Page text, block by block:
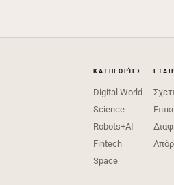
ΚΑΤΗΓΟΡΊΕΣ
Digital World
Science
Robots+AI
Fintech
Space